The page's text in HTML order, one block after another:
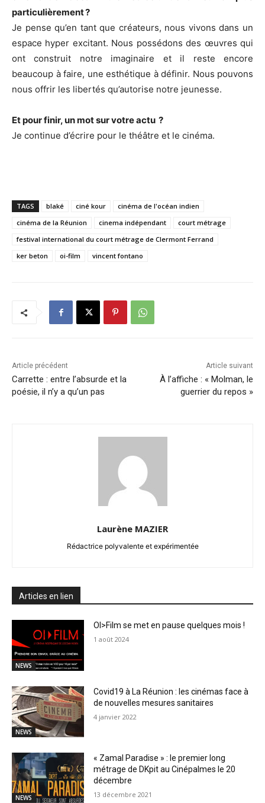
particulièrement ?
Je pense qu’en tant que créateurs, nous vivons dans un
espace hyper excitant. Nous possédons des œuvres qui
ont construit notre imaginaire et il reste encore
beaucoup à faire, une esthétique à définir. Nous pouvons
nous offrir les libertés qu’autorise notre jeunesse.
Et pour finir, un mot sur votre actu ?
Je continue d’écrire pour le théâtre et le cinéma.
TAGS blaké ciné kour
cinéma de l'océan indien
cinéma de la Réunion
cinema indépendant
court métrage
festival international du court métrage de Clermont Ferrand
ker beton
oi-film vincent fontano
Article précédent
Carrette : entre l’absurde et la
poésie, il n’y a qu’un pas
Article suivant
À l’affiche : « Molman, le
guerrier du repos »
Laurène MAZIER
Rédactrice polyvalente et expérimentée
Articles en lien
NEWS
OI>Film se met en pause quelques mois !
1 août 2024
NEWS
Covid19 à La Réunion : les cinémas face à
de nouvelles mesures sanitaires
4 janvier 2022
NEWS
« Zamal Paradise » : le premier long
métrage de DKpit au Cinépalmes le 20
décembre
13 décembre 2021